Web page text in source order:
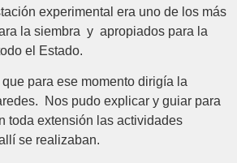
experimental era uno de los más
la siembra y apropiados para la
el Estado.
para ese momento dirigía la
Nos pudo explicar y guiar para
toda extensión las actividades
se realizaban.